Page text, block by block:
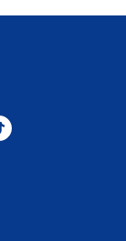
infecciones: